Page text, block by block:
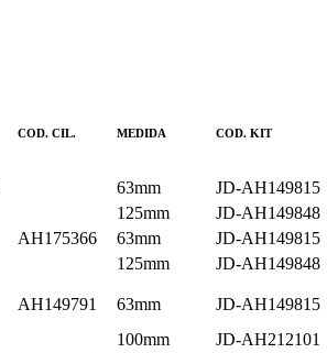
COD. CIL. MEDIDA COD. KIT
63mm
JD-AH149815
125mm
JD-AH149848
AH175366
63mm
JD-AH149815
125mm
JD-AH149848
AH149791 63mm
JD-AH149815
100mm
JD-AH212101